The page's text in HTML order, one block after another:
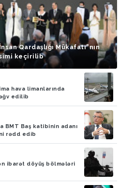
Qardaşlığı Mükafatı”nın
keçirilib
hava limanlarında
edilib
BMT Baş katibinin adanı
rədd edib
ibarət döyüş bölmələri